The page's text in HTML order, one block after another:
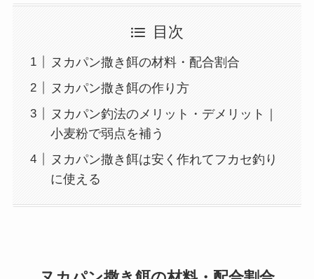
目次
ヌカパン撒き餌の材料・配合割合
ヌカパン撒き餌の作り方
ヌカパン釣法のメリット・デメリット｜
小麦粉で弱点を補う
ヌカパン撒き餌は安く作れてフカセ釣り
に使える